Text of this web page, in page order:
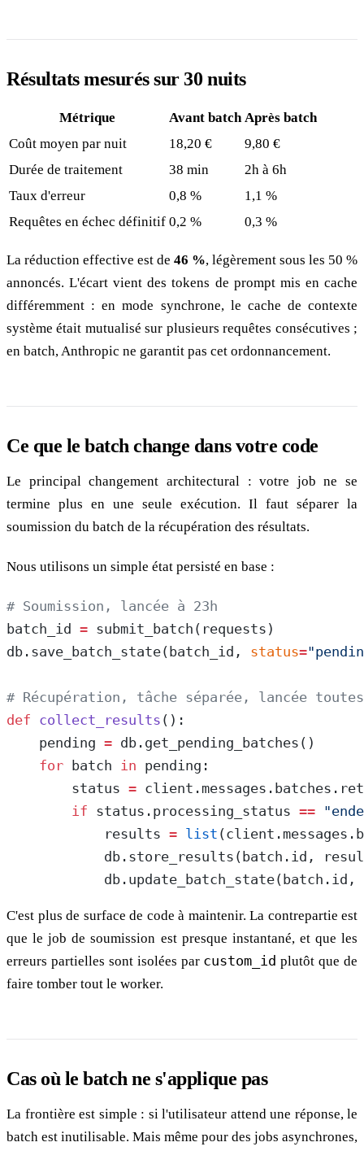
Résultats mesurés sur 30 nuits
Métrique Avant batch Après batch
Coût moyen par nuit
18,20 €
9,80 €
Durée de traitement
38 min
2h à 6h
Taux d'erreur
0,8 %
1,1 %
Requêtes en échec définitif 0,2 % 0,3 %
La réduction effective est de 46 %, légèrement sous les 50 %
annoncés. L'écart vient des tokens de prompt mis en cache
différemment : en mode synchrone, le cache de contexte
système était mutualisé sur plusieurs requêtes consécutives ;
en batch, Anthropic ne garantit pas cet ordonnancement.
Ce que le batch change dans votre code
Le principal changement architectural : votre job ne se
termine plus en une seule exécution. Il faut séparer la
soumission du batch de la récupération des résultats.
Nous utilisons un simple état persisté en base :
# Soumission, lancée à 23h
batch_id = submit_batch(requests)
db.save_batch_state(batch_id, status=
# Récupération, tâche séparée, lancée
def collect_results ():
    pending
= db.get_pending_batches()
    for
batch in pending:
        status
=
        if
status.processing_status ==
            results
= list
db.store_results(batch.id,
            db.update_batch_state(batch.id,
C'est plus de surface de code à maintenir. La contrepartie est
que le job de soumission est presque instantané, et que les
erreurs partielles sont isolées par custom_id plutôt que de
faire tomber tout le worker.
Cas où le batch ne s'applique pas
La frontière est simple : si l'utilisateur attend une réponse, le
batch est inutilisable. Mais même pour des jobs asynchrones,